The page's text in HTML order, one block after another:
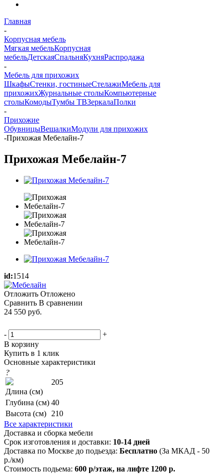
Главная
-
Корпусная мебель
Мягкая мебельКорпусная
мебельДетскаяСпальняКухняРаспродажа
-
Мебель для прихожих
ШкафыСтенки, гостиныеСтелажиМебель для
прихожихЖурнальные столыКомпьютерные
столыКомодыТумбы ТВЗеркалаПолки
-
Прихожие
ОбувницыВешалкиМодули для прихожих
-Прихожая Мебелайн-7
Прихожая Мебелайн-7
id:1514
Отложить Отложено
Сравнить В сравнении
24 550 руб.
-
+
В корзину
Купить в 1 клик
Основные характеристики
?
Длина (см)
205
Глубина (см) 40
Высота (см)
210
Все характеристики
Доставка и сборка мебели
Срок изготовления и доставки: 10-14 дней
Доставка по Москве до подьезда: Бесплатно (За МКАД - 50
р./км)
Стоимость подьема: 600 р/этаж, на лифте 1200 р.